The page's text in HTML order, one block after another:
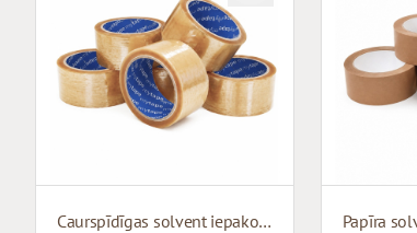
Caurspīdīgas solvent iepakošanas līmlentes